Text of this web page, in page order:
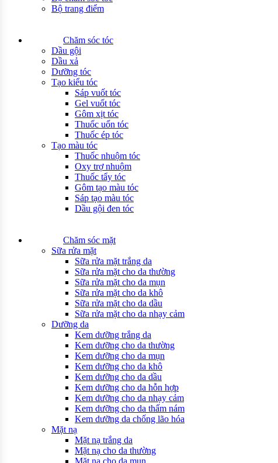
Bộ trang điểm
Chăm sóc tóc
Dầu gội
Dầu xả
Dưỡng tóc
Tạo kiểu tóc
Sáp vuốt tóc
Gel vuốt tóc
Gôm xịt tóc
Thuốc uốn tóc
Thuốc ép tóc
Tạo màu tóc
Thuốc nhuộm tóc
Oxy trợ nhuộm
Thuốc tẩy tóc
Gôm tạo màu tóc
Sáp tạo màu tóc
Dầu gội đen tóc
Chăm sóc mặt
Sữa rửa mặt
Sữa rửa mặt trắng da
Sữa rửa mặt cho da thường
Sữa rửa mặt cho da mụn
Sữa rửa mặt cho da khô
Sữa rửa mặt cho da dầu
Sữa rửa mặt cho da nhạy cảm
Dưỡng da
Kem dưỡng trắng da
Kem dưỡng cho da thường
Kem dưỡng cho da mụn
Kem dưỡng cho da khô
Kem dưỡng cho da dầu
Kem dưỡng cho da hỗn hợp
Kem dưỡng cho da nhạy cảm
Kem dưỡng cho da thấm nám
Kem dưỡng da chống lão hóa
Mặt nạ
Mặt nạ trắng da
Mặt nạ cho da thường
Mặt nạ cho da mụn